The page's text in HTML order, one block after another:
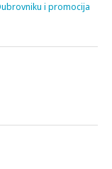
i promocija